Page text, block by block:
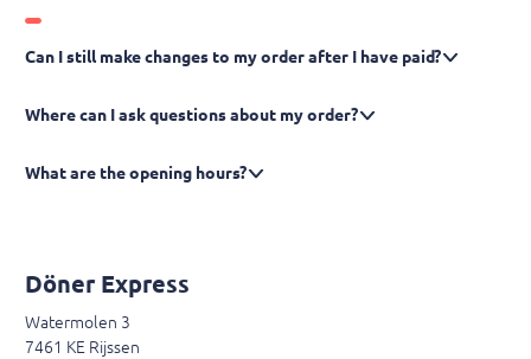
Can I still make changes to my order after I have paid?
Where can I ask questions about my order?
What are the opening hours?
Döner Express
Watermolen 3
7461 KE Rijssen